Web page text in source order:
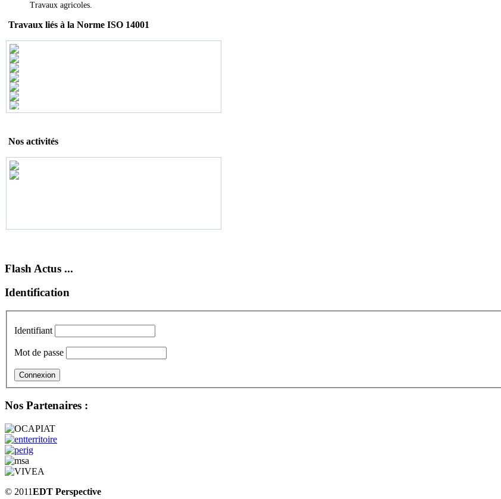
Travaux agricoles.
Travaux liés à la Norme ISO 14001
Nos activités
Flash Actus ...
Identification
Identifiant
Mot de passe
Nos Partenaires :
© 2011EDT Perspective